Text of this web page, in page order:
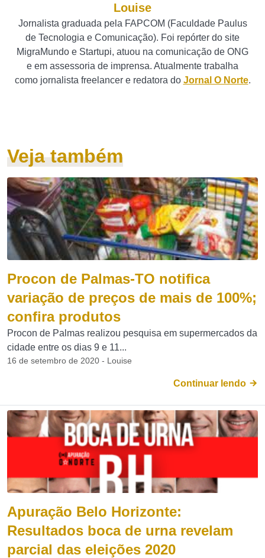
Louise
Jornalista graduada pela FAPCOM (Faculdade Paulus
de Tecnologia e Comunicação). Foi repórter do site
MigraMundo e Startupi, atuou na comunicação de ONG
e em assessoria de imprensa. Atualmente trabalha
como jornalista freelancer e redatora do Jornal O Norte.
Veja também
Procon de Palmas-TO notifica
variação de preços de mais de 100%;
confira produtos
Procon de Palmas realizou pesquisa em supermercados da
cidade entre os dias 9 e 11...
16 de setembro de 2020 - Louise
Continuar lendo
Apuração Belo Horizonte:
Resultados boca de urna revelam
parcial das eleições 2020